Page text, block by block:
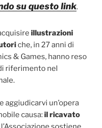
su questo link.
illustrazioni
che, in 27 anni di
& Games, hanno reso
riferimento nel
aggiudicarvi un’opera
causa:il ricavato